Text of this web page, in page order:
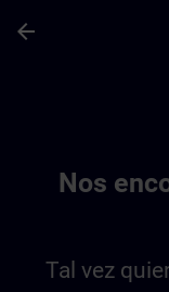
arrow_back
Nos
Tal vez